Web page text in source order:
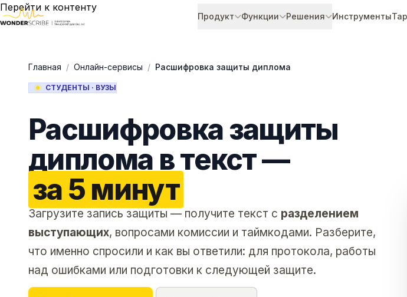
Перейти к контенту
Продукт Функции Решения Инструменты
Главная / Онлайн-сервисы / Расшифровка защиты диплома
СТУДЕНТЫ · ВУЗЫ
Расшифровка защиты
диплома в текст —
за 5 минут
Загрузите запись защиты — получите текст с разделением
выступающих, вопросами комиссии и таймкодами. Разберите,
что именно спросили и как вы ответили: для протокола, работы
над ошибками или подготовки к следующей защите.